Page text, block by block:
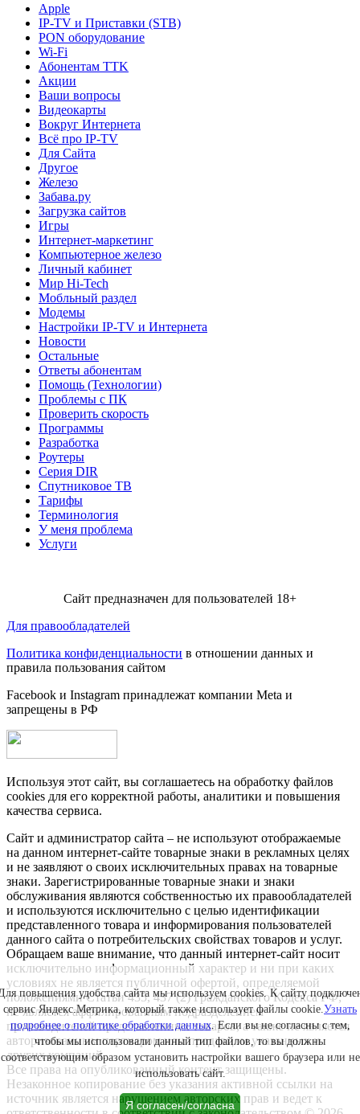
Apple
IP-TV и Приставки (STB)
PON оборудование
Wi-Fi
Абонентам TTK
Акции
Ваши вопросы
Видеокарты
Вокруг Интернета
Всё про IP-TV
Для Сайта
Другое
Железо
Забава.ру
Загрузка сайтов
Игры
Интернет-маркетинг
Компьютерное железо
Личный кабинет
Мир Hi-Tech
Мобльный раздел
Модемы
Настройки IP-TV и Интернета
Новости
Остальные
Ответы абонентам
Помощь (Технологии)
Проблемы с ПК
Проверить скорость
Программы
Разработка
Роутеры
Серия DIR
Спутниковое ТВ
Тарифы
Терминология
У меня проблема
Услуги
Сайт предназначен для пользователей 18+
Для правообладателей
Политика конфиденциальности в отношении данных и
правила пользования сайтом
Facebook и Instagram принадлежат компании Metа и
запрещены в РФ
Используя этот сайт, вы соглашаетесь на обработку файлов
cookies для его корректной работы, аналитики и повышения
качества сервиса.
Сайт и администратор сайта – не используют отображаемые
на данном интернет-сайте товарные знаки в рекламных целях
и не заявляют о своих исключительных правах на товарные
знаки. Зарегистрированные товарные знаки и знаки
обслуживания являются собственностью их правообладателей
и используются исключительно с целью идентификации
представленного товара и информирования пользователей
данного сайта о потребительских свойствах товаров и услуг.
Обращаем ваше внимание, что данный интернет-сайт носит
исключительно информационный характер и ни при каких
условиях не является публичной офертой, определяемой
положениями Статьи 435, 437 (2) Гражданского Кодекса РФ;
не является аффилированным подразделением
производителей представленных товаров, а также не является
авторизованным партнером или продавцом указанных и
других компаний.
Все права на опубликованный контент защищены.
Незаконное копирование без указания активной ссылки на
источник является нарушением авторских прав и ведет к
повышения удобства сайта мы используем cookies. К сайту
сервис Яндекс.Метрика, который также использует файлы cookie.Узнать
подробнее о политике обработки данных. Если вы не согласны с тем,
чтобы мы использовали данный тип файлов, то вы должны
соответствующим образом установить настройки вашего браузера или не
использовать сайт.
Я согласен/согласна